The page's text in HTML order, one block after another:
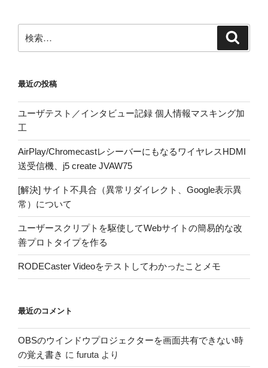
索:
最近の投稿
ユーザテスト／インタビュー記録 個人情報マスキング加
工
AirPlay/ChromecastレシーバーにもなるワイヤレスHDMI
送受信機、j5 create JVAW75
[解決] サイト不具合（異常リダイレクト、Google表示異
常）について
ユーザースクリプトを駆使してWebサイトの簡易的な改
善プロトタイプを作る
RODECaster Videoをテストしてわかったことメモ
最近のコメント
OBSのウインドウプロジェクターを画面共有できない時
の覚え書き に furuta より